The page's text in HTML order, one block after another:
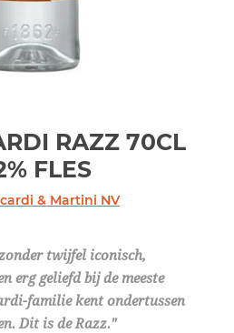
RAZZ 70CL
FLES
& Martini NV
twijfel iconisch,
erg geliefd bij de meeste
familie kent ondertussen
Dit is de Razz."